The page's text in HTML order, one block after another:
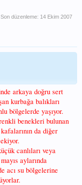
Son düzenleme: 14 Ekim 2007
arkaya doğru sert
kurbağa balıkları
bölgelerde yaşıyor.
benekleri bulunan
da diğer
canlıları veya
aylarında
acı su bölgelerine